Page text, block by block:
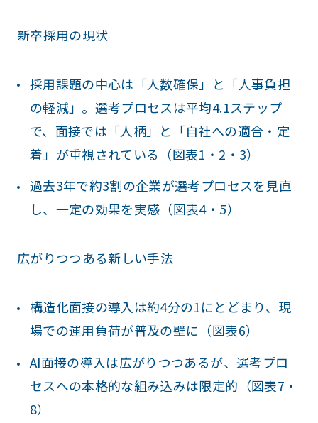
新卒採用の現状
採用課題の中心は「人数確保」と「人事負担
の軽減」。選考プロセスは平均4.1ステップ
で、面接では「人柄」と「自社への適合・定
着」が重視されている（図表1・2・3）
過去3年で約3割の企業が選考プロセスを見直
し、一定の効果を実感（図表4・5）
広がりつつある新しい手法
構造化面接の導入は約4分の1にとどまり、現
場での運用負荷が普及の壁に（図表6）
AI面接の導入は広がりつつあるが、選考プロ
セスへの本格的な組み込みは限定的（図表7・
8）